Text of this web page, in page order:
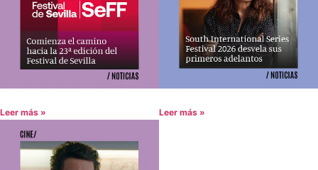
Leer más » Leer más »